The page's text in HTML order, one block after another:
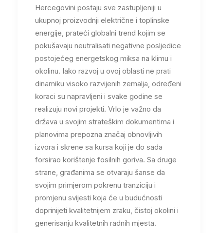
Hercegovini postaju sve zastupljeniji u
ukupnoj proizvodnji električne i toplinske
energije, prateći globalni trend kojim se
pokušavaju neutralisati negativne posljedice
postojećeg energetskog miksa na klimu i
okolinu. Iako razvoj u ovoj oblasti ne prati
dinamiku visoko razvijenih zemalja, određeni
koraci su napravljeni i svake godine se
realizuju novi projekti. Vrlo je važno da
država u svojim strateškim dokumentima i
planovima prepozna značaj obnovljivih
izvora i skrene sa kursa koji je do sada
forsirao korištenje fosilnih goriva. Sa druge
strane, građanima se otvaraju šanse da
svojim primjerom pokrenu tranziciju i
promjenu svijesti koja će u budućnosti
doprinijeti kvalitetnijem zraku, čistoj okolini i
generisanju kvalitetnih radnih mjesta.